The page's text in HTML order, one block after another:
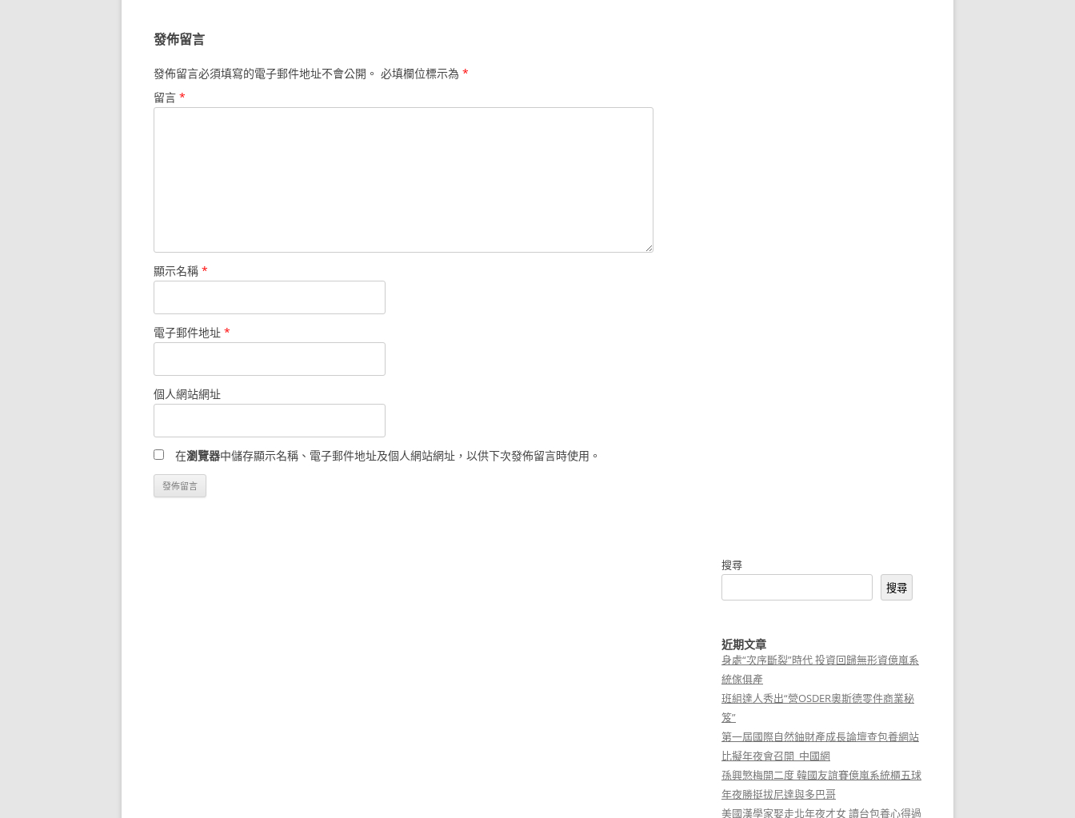
發佈留言
發佈留言必須填寫的電子郵件地址不會公開。 必填欄位標示為 *
留言 *
顯示名稱 *
電子郵件地址 *
個人網站網址
在瀏覽器中儲存顯示名稱、電子郵件地址及個人網站網址，以供下次發佈留言時使用。
搜尋
搜尋
近期文章
身處“次序斷裂”時代 投資回歸無形資億嵐系
統傢俱產
班組達人秀出“營OSDER奧斯德零件商業秘
笈”
第一屆國際自然鈾財產成長論壇查包養網站
比擬年夜會召開_中國網
孫興慜梅開二度 韓國友誼賽億嵐系統櫃五球
年夜勝挺拔尼達與多巴哥
美國漢學家娶走北年夜才女 讀台包養心得過